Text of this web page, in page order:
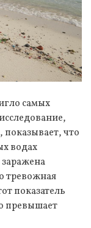
самых
показывает, что
водах
заражена
тревожная
показатель
превышает